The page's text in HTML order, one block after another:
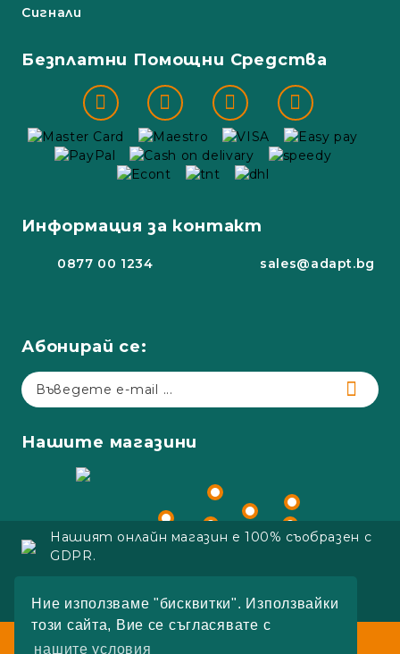
Ние използваме "бисквитки". Използвайки
този сайта, Вие се съгласявате с
нашите условия
Сигнали
Безплатни Помощни Средства
Информация за контакт
0877 00 1234 sales@adapt.bg
Абонирай се:
Нашите магазини
Нашият онлайн магазин е 100% съобразен с
GDPR.
Онлайн магазин от SELITON
Работно време: